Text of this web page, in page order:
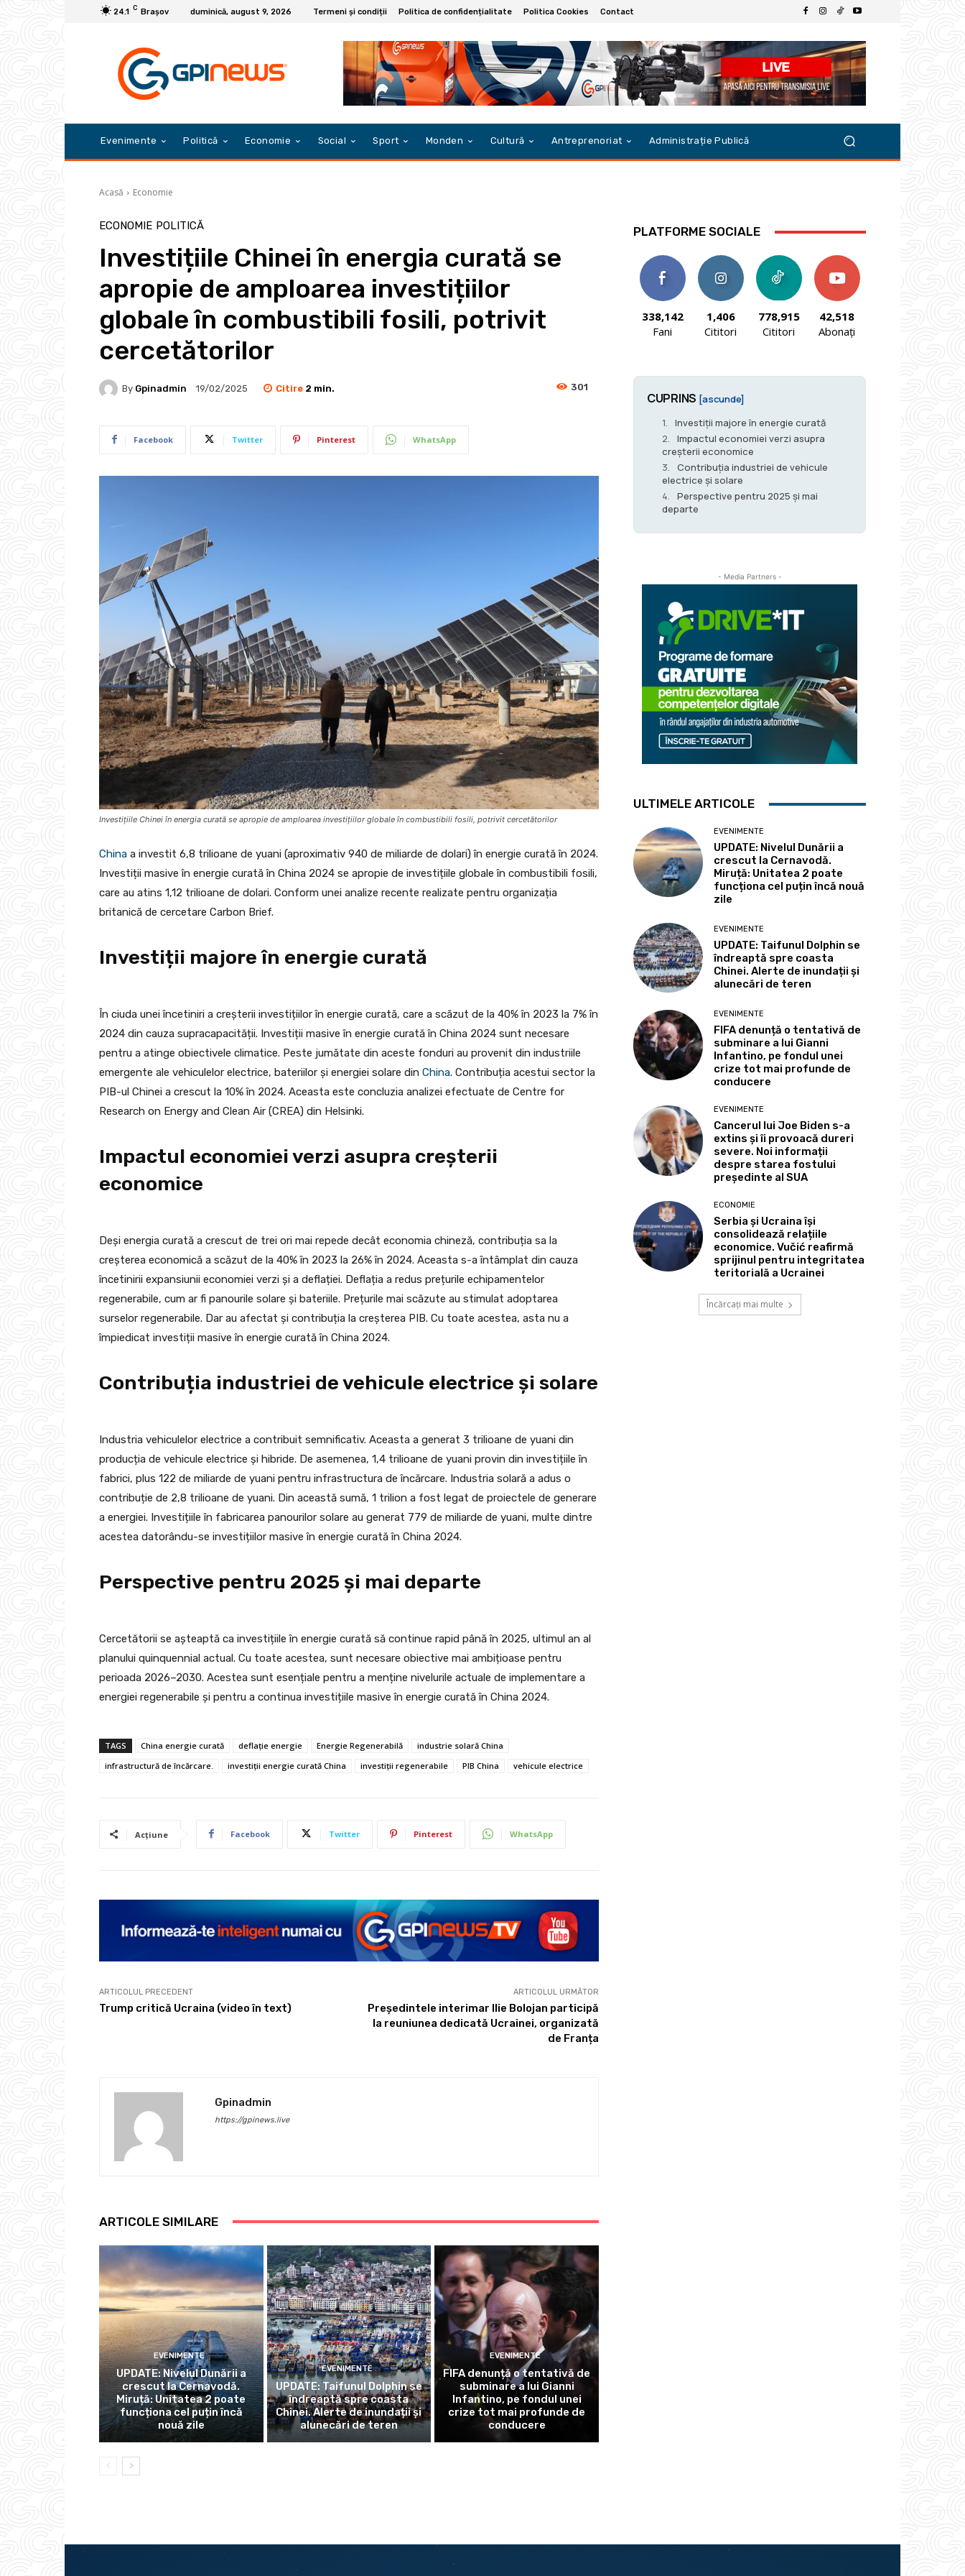
24.1 C Braşov duminică, august 9, 2026 Termeni și condiții Politica de confidențialitate Politica Cookies Contact
Evenimente Politică Economie Social Sport Monden Cultură Antreprenoriat Administrație Publică
Acasă Economie
ECONOMIE POLITICĂ
Investițiile Chinei în energia curată se
apropie de amploarea investițiilor
globale în combustibili fosili, potrivit
cercetătorilor
By Gpinadmin 19/02/2025 Citire 2 min. 301
Facebook Twitter Pinterest WhatsApp
Investițiile Chinei în energia curată se apropie de amploarea investițiilor globale în combustibili fosili, potrivit cercetătorilor
China a investit 6,8 trilioane de yuani (aproximativ 940 de miliarde de dolari) în energie curată în 2024.
Investiții masive în energie curată în China 2024 se apropie de investițiile globale în combustibili fosili,
care au atins 1,12 trilioane de dolari. Conform unei analize recente realizate pentru organizația
britanică de cercetare Carbon Brief.
Investiții majore în energie curată
În ciuda unei încetiniri a creșterii investițiilor în energie curată, care a scăzut de la 40% în 2023 la 7% în
2024 din cauza supracapacității. Investiții masive în energie curată în China 2024 sunt necesare
pentru a atinge obiectivele climatice. Peste jumătate din aceste fonduri au provenit din industriile
emergente ale vehiculelor electrice, bateriilor și energiei solare din China. Contribuția acestui sector la
PIB-ul Chinei a crescut la 10% în 2024. Aceasta este concluzia analizei efectuate de Centre for
Research on Energy and Clean Air (CREA) din Helsinki.
Impactul economiei verzi asupra creșterii
economice
Deși energia curată a crescut de trei ori mai repede decât economia chineză, contribuția sa la
creșterea economică a scăzut de la 40% în 2023 la 26% în 2024. Aceasta s-a întâmplat din cauza
încetinirii expansiunii economiei verzi și a deflației. Deflația a redus prețurile echipamentelor
regenerabile, cum ar fi panourile solare și bateriile. Prețurile mai scăzute au stimulat adoptarea
surselor regenerabile. Dar au afectat și contribuția la creșterea PIB. Cu toate acestea, asta nu a
împiedicat investiții masive în energie curată în China 2024.
Contribuția industriei de vehicule electrice și solare
Industria vehiculelor electrice a contribuit semnificativ. Aceasta a generat 3 trilioane de yuani din
producția de vehicule electrice și hibride. De asemenea, 1,4 trilioane de yuani provin din investițiile în
fabrici, plus 122 de miliarde de yuani pentru infrastructura de încărcare. Industria solară a adus o
contribuție de 2,8 trilioane de yuani. Din această sumă, 1 trilion a fost legat de proiectele de generare
a energiei. Investițiile în fabricarea panourilor solare au generat 779 de miliarde de yuani, multe dintre
acestea datorându-se investițiilor masive în energie curată în China 2024.
Perspective pentru 2025 și mai departe
Cercetătorii se așteaptă ca investițiile în energie curată să continue rapid până în 2025, ultimul an al
planului quinquennial actual. Cu toate acestea, sunt necesare obiective mai ambițioase pentru
perioada 2026–2030. Acestea sunt esențiale pentru a menține nivelurile actuale de implementare a
energiei regenerabile și pentru a continua investițiile masive în energie curată în China 2024.
TAGS China energie curată deflație energie Energie Regenerabilă
industrie solară China
infrastructură de încărcare.
investiții energie curată China investiții regenerabile PIB China vehicule electrice
Acțiune Facebook Twitter Pinterest WhatsApp
ARTICOLUL PRECEDENT
Trump critică Ucraina (video în text)
ARTICOLUL URMĂTOR
Președintele interimar Ilie Bolojan participă
la reuniunea dedicată Ucrainei, organizată
de Franța
Gpinadmin
https://gpinews.live
ARTICOLE SIMILARE
EVENIMENTE
UPDATE: Nivelul Dunării a
crescut la Cernavodă.
Miruță: Unitatea 2 poate
funcționa cel puțin încă
nouă zile
EVENIMENTE
UPDATE: Taifunul Dolphin se
îndreaptă spre coasta
Chinei. Alerte de inundații și
alunecări de teren
EVENIMENTE
FIFA denunță o tentativă de
subminare a lui Gianni
Infantino, pe fondul unei
crize tot mai profunde de
conducere
PLATFORME SOCIALE
338,142
Fani
1,406
Cititori
778,915
Cititori
42,518
Abonați
CUPRINS [ascunde]
Investiții majore în energie curată
Impactul economiei verzi asupra
creșterii economice
Contribuția industriei de vehicule
electrice și solare
Perspective pentru 2025 și mai
departe
- Media Partners -
ULTIMELE ARTICOLE
EVENIMENTE
UPDATE: Nivelul Dunării a
crescut la Cernavodă.
Miruță: Unitatea 2 poate
funcționa cel puțin încă nouă
zile
EVENIMENTE
UPDATE: Taifunul Dolphin se
îndreaptă spre coasta
Chinei. Alerte de inundații și
alunecări de teren
EVENIMENTE
FIFA denunță o tentativă de
subminare a lui Gianni
Infantino, pe fondul unei
crize tot mai profunde de
conducere
EVENIMENTE
Cancerul lui Joe Biden s-a
extins și îi provoacă dureri
severe. Noi informații
despre starea fostului
președinte al SUA
ECONOMIE
Serbia și Ucraina își
consolidează relațiile
economice. Vučić reafirmă
sprijinul pentru integritatea
teritorială a Ucrainei
Încărcați mai multe